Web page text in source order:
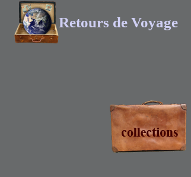
Retours de Voyage